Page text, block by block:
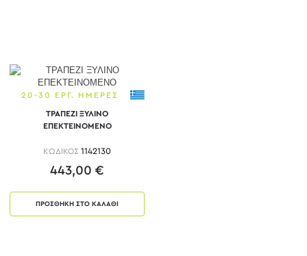
20-30 ΕΡΓ. ΗΜΕΡΕΣ
ΤΡΑΠΕΖΙ ΞΥΛΙΝΟ
ΕΠΕΚΤΕΙΝΟΜΕΝΟ
ΚΩΔΙΚΟΣ 1142130
443,00 €
ΠΡΟΣΘΗΚΗ ΣΤΟ ΚΑΛΑΘΙ